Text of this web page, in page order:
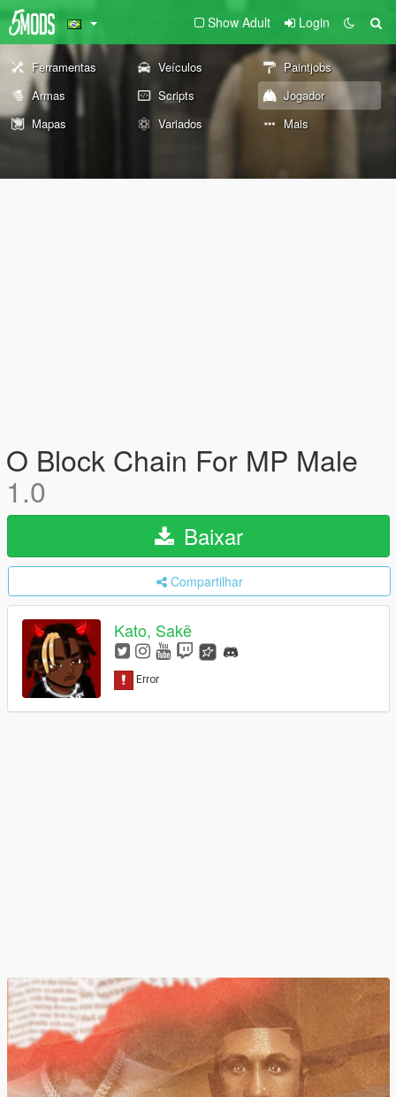
Show Adult Login
Ferramentas Veículos
Paintjobs
Armas
Scripts
Jogador
Mapas
Variados Mais
O Block Chain For MP Male
1.0
Baixar
Compartilhar
Kato, Sakë